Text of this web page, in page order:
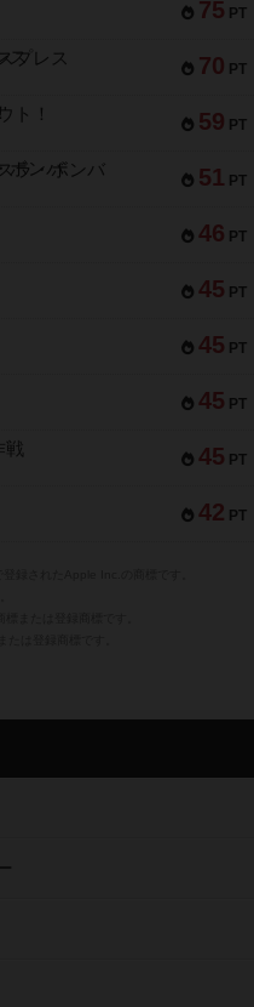
75 PT
70 PT
プレス
59 PT
ト！
51 PT
ラ・ボンバ
46 PT
45 PT
45 PT
45 PT
45 PT
戦
42 PT